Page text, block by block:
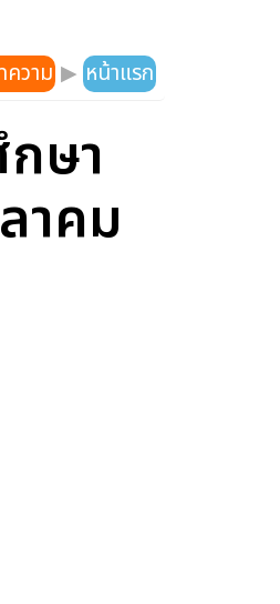
วาม ▶ หน้าแรก
ษา
าคม